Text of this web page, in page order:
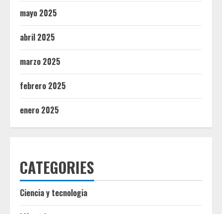
mayo 2025
abril 2025
marzo 2025
febrero 2025
enero 2025
CATEGORIES
Ciencia y tecnologia